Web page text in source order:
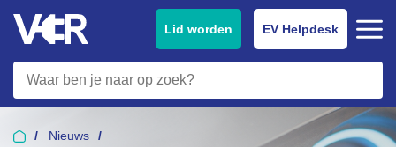
Lid worden EV Helpdesk
Nieuws